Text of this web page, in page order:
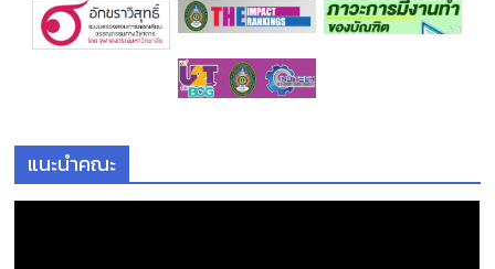
แนะนำคณะ